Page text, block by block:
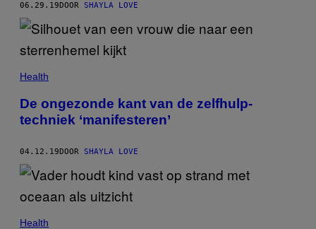
06.29.19DOOR SHAYLA LOVE
Health
De ongezonde kant van de zelfhulp-
techniek ‘manifesteren’
04.12.19DOOR SHAYLA LOVE
Health